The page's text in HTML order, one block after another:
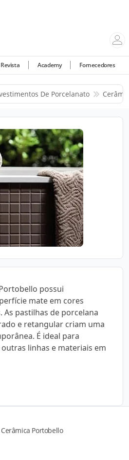
Academy Fornecedores
De Porcelanato
possui
mate em cores
As pastilhas de porcelana
e retangular criam uma
É ideal para
linhas e materiais em
Cerâmica Portobello
para Download